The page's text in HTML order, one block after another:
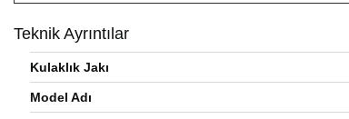
Teknik Ayrıntılar
Kulaklık Jakı
Model Adı